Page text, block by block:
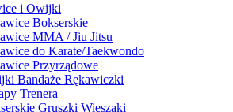
i Owijki
Bokserskie
MMA / Jiu Jitsu
do Karate/Taekwondo
Przyrządowe
Bandaże Rękawiczki
Trenera
Gruszki Wieszaki